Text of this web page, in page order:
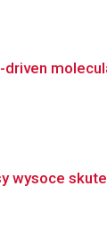
wysoce